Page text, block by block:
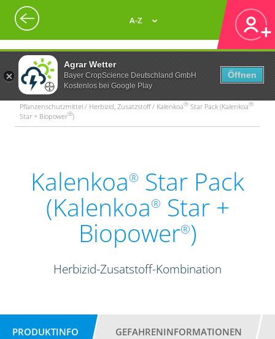
Agrar Wetter
Bayer CropScience Deutschland GmbH
Kostenlos bei Google Play
Öffnen
A-Z
Pflanzenschutzmittel / Herbizid, Zusatzstoff / Kalenkoa® Star Pack (Kalenkoa®
Star + Biopower®)
Kalenkoa® Star Pack
(Kalenkoa® Star +
Biopower®)
Herbizid-Zusatstoff-Kombination
PRODUKTINFO GEFAHRENINFORMATIONEN